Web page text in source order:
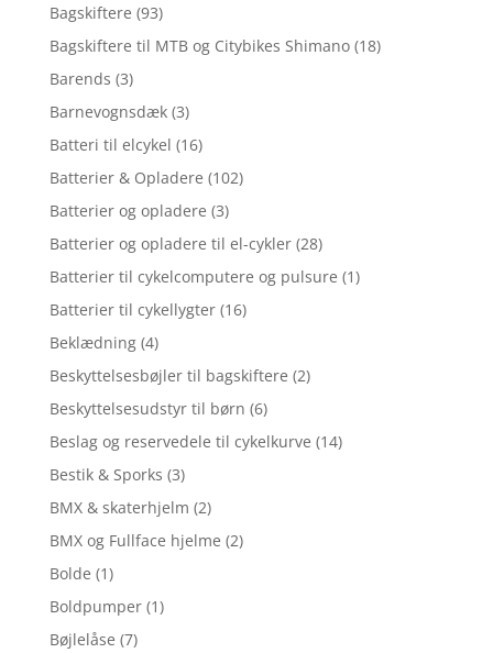
Bagskiftere (93)
Bagskiftere til MTB og Citybikes Shimano (18)
Barends (3)
Barnevognsdæk (3)
Batteri til elcykel (16)
Batterier & Opladere (102)
Batterier og opladere (3)
Batterier og opladere til el-cykler (28)
Batterier til cykelcomputere og pulsure (1)
Batterier til cykellygter (16)
Beklædning (4)
Beskyttelsesbøjler til bagskiftere (2)
Beskyttelsesudstyr til børn (6)
Beslag og reservedele til cykelkurve (14)
Bestik & Sporks (3)
BMX & skaterhjelm (2)
BMX og Fullface hjelme (2)
Bolde (1)
Boldpumper (1)
Bøjlelåse (7)